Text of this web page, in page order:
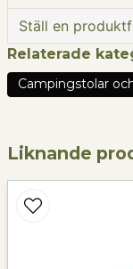
Ställ en
Fråga oss
name
Relaterade
Campingstolar
Liknande